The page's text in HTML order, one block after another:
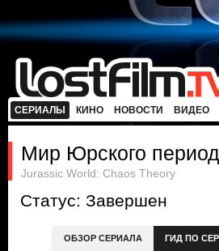
СЕРИАЛЫ КИНО НОВОСТИ ВИДЕО
Мир Юрского
Jurassic World: Chaos Theory
Статус: Завершен
ОБЗОР СЕРИАЛА ГИД ПО